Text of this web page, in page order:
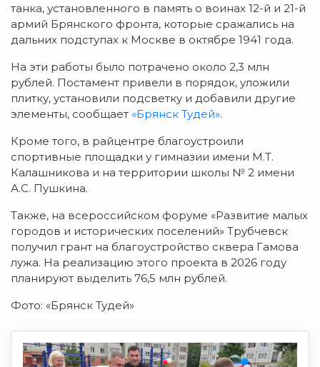
танка, установленного в память о воинах 12-й и 21-й
армий Брянского фронта, которые сражались на
дальних подступах к Москве в октябре 1941 года.
На эти работы было потрачено около 2,3 млн
рублей. Постамент привели в порядок, уложили
плитку, установили подсветку и добавили другие
элементы, сообщает «Брянск Тудей».
Кроме того, в райцентре благоустроили
спортивные площадки у гимназии имени М.Т.
Калашникова и на территории школы № 2 имени
А.С. Пушкина.
Также, на всероссийском форуме «Развитие малых
городов и исторических поселений» Трубчевск
получил грант на благоустройство сквера Гамова
лужа. На реализацию этого проекта в 2026 году
планируют выделить 76,5 млн рублей.
Фото: «Брянск Тудей»